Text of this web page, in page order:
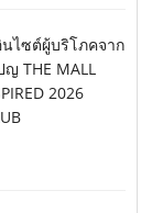
นไซต์ผู้บริโภคจาก
THE MALL
2026